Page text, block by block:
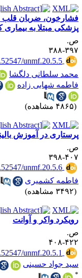
ضربان قلب و
مبتلا به بیماری
۳۸۸
unmf.20.5.5
سلطانی دلگشا
شهابی زاده
در آموزش
۳۹۸
unmf.20.5.6
کشمیری
،
واکر و آوانت
۴۰۸
unmf.20.5.1
جواد حسینی